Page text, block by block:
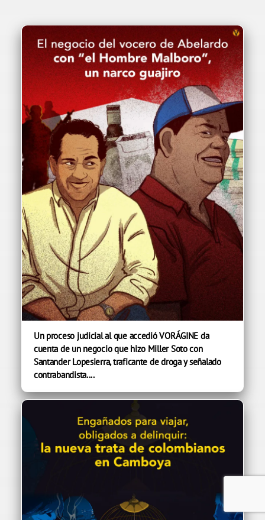
Un proceso judicial al que accedió VORÁGINE da
cuenta de un negocio que hizo Miller Soto con
Santander Lopesierra, traficante de droga y señalado
contrabandista....